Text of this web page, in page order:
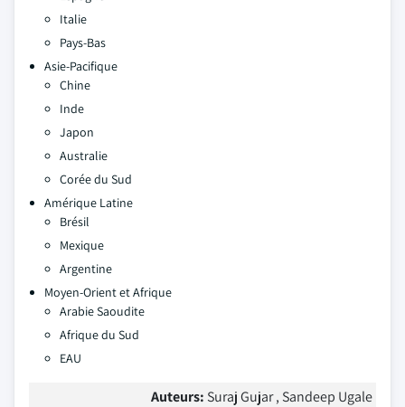
Italie
Pays-Bas
Asie-Pacifique
Chine
Inde
Japon
Australie
Corée du Sud
Amérique Latine
Brésil
Mexique
Argentine
Moyen-Orient et Afrique
Arabie Saoudite
Afrique du Sud
EAU
Auteurs: Suraj Gujar , Sandeep Ugale